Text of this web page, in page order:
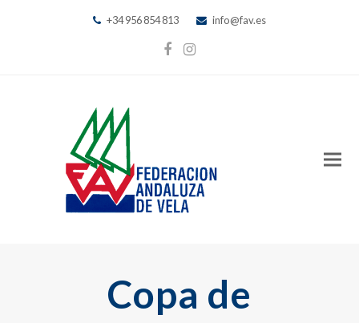
+34 956 854 813 info@fav.es
Facebook
Instagram
Copa de